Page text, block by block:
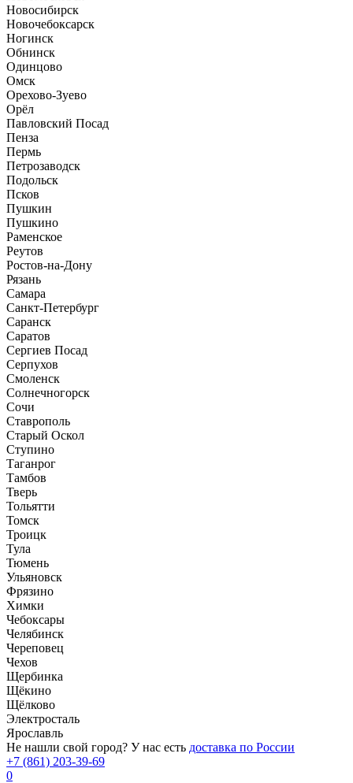
Новосибирск
Новочебоксарск
Ногинск
Обнинск
Одинцово
Омск
Орехово-Зуево
Орёл
Павловский Посад
Пенза
Пермь
Петрозаводск
Подольск
Псков
Пушкин
Пушкино
Раменское
Реутов
Ростов-на-Дону
Рязань
Самара
Санкт-Петербург
Саранск
Саратов
Сергиев Посад
Серпухов
Смоленск
Солнечногорск
Сочи
Ставрополь
Старый Оскол
Ступино
Таганрог
Тамбов
Тверь
Тольятти
Томск
Троицк
Тула
Тюмень
Ульяновск
Фрязино
Химки
Чебоксары
Челябинск
Череповец
Чехов
Щербинка
Щёкино
Щёлково
Электросталь
Ярославль
Не нашли свой город? У нас есть доставка по России
+7 (861) 203-39-69
0